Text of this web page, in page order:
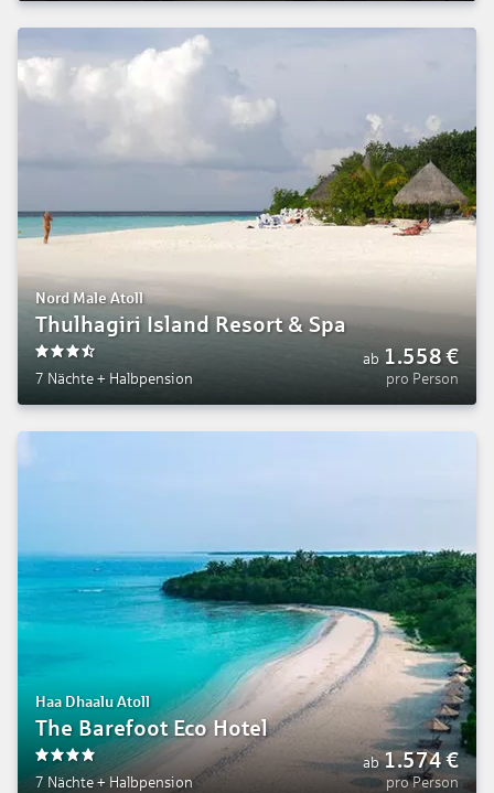
Nord Male Atoll
Thulhagiri Island Resort & Spa
7 Nächte + Halbpension
ab 1.558€
pro Person
Haa Dhaalu Atoll
The Barefoot Eco Hotel
7 Nächte + Halbpension
ab 1.574€
pro Person